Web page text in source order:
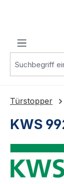
Türstopper
KWS